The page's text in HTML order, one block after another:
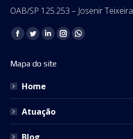
OAB/SP 125.253 – Josenir Teixeira
Encontre-nos em:
Facebook
opens
new
Twitter
opens
new
Linkedin
opens
InstagramWhatsapp
Mapa do site
Home
Atuação